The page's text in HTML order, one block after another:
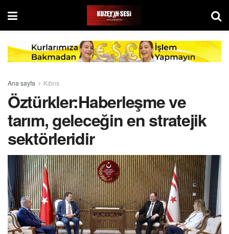
Ana sayfa Kıbrıs
Öztürkler:Haberleşme ve
tarım, geleceğin en stratejik
sektörleridir